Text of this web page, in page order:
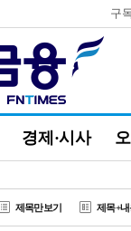
구
경제·시사
제목만보기 제목+